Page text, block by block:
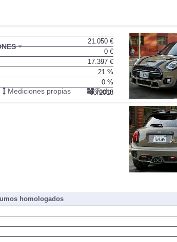
Mediciones propias Todo
21.050 €
0 €
17.397 €
21 %
0 %
03/2018
homologados